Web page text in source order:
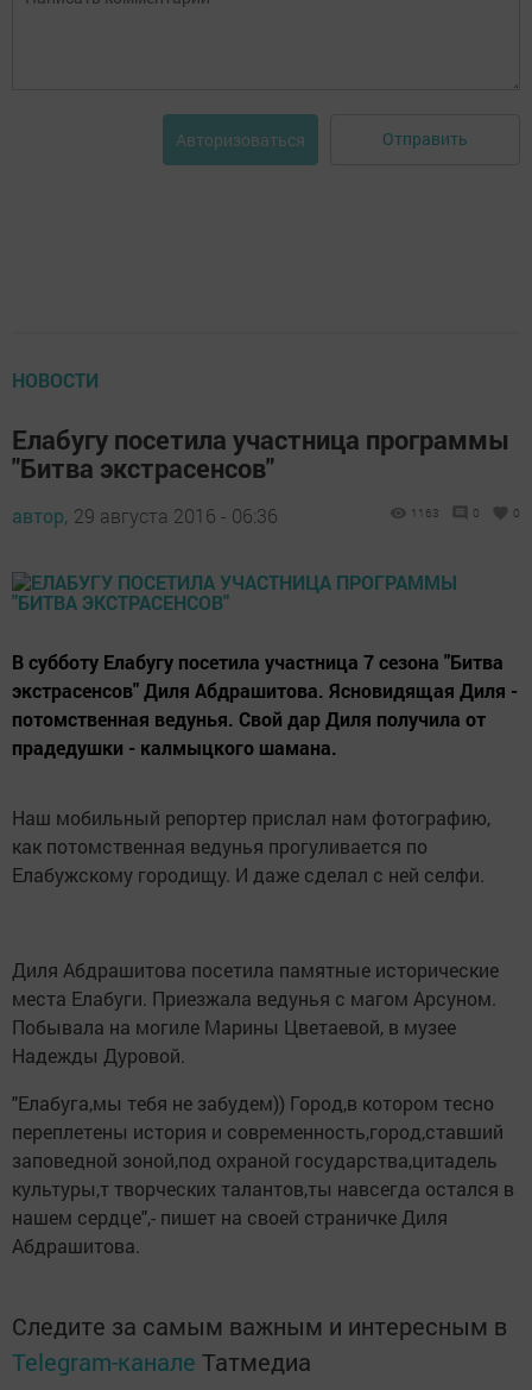
Авторизоваться Отправить
НОВОСТИ
Елабугу посетила участница программы
"Битва экстрасенсов"
автор, 29 августа 2016 - 06:36 1163 0 0
В субботу Елабугу посетила участница 7 сезона "Битва
экстрасенсов" Диля Абдрашитова. Ясновидящая Диля -
потомственная ведунья. Свой дар Диля получила от
прадедушки - калмыцкого шамана.
Наш мобильный репортер прислал нам фотографию,
как потомственная ведунья прогуливается по
Елабужскому городищу. И даже сделал с ней селфи.
Диля Абдрашитова посетила памятные исторические
места Елабуги. Приезжала ведунья с магом Арсуном.
Побывала на могиле Марины Цветаевой, в музее
Надежды Дуровой.
"Елабуга,мы тебя не забудем)) Город,в котором тесно
переплетены история и современность,город,ставший
заповедной зоной,под охраной государства,цитадель
культуры,т творческих талантов,ты навсегда остался в
нашем сердце",- пишет на своей страничке Диля
Абдрашитова.
Следите за самым важным и интересным в
Telegram-канале Татмедиа